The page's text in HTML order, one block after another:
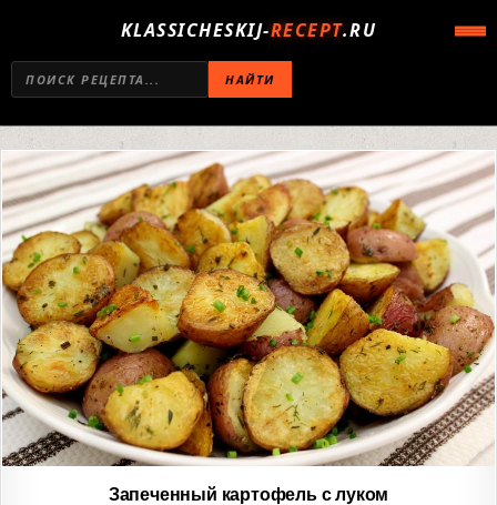
KLASSICHESKIJ-RECEPT.RU
НАЙТИ
Запеченный картофель с луком